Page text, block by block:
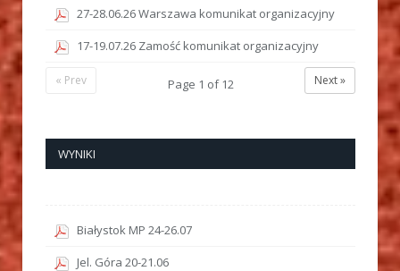
27-28.06.26 Warszawa komunikat organizacyjny
17-19.07.26 Zamość komunikat organizacyjny
Next »
Page 1 of12
« Prev
WYNIKI
Białystok MP 24-26.07
Jel. Góra 20-21.06